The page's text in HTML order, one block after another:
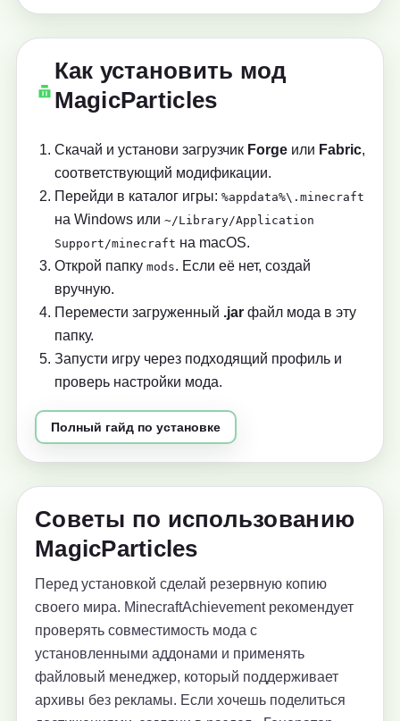
Как установить мод
MagicParticles
Скачай и установи загрузчик Forge или Fabric,
соответствующий модификации.
Перейди в каталог игры: %appdata%\.minecraft
на Windows или ~/Library/Application
Support/minecraft на macOS.
Открой папку mods. Если её нет, создай
вручную.
Перемести загруженный .jar файл мода в эту
папку.
Запусти игру через подходящий профиль и
проверь настройки мода.
Полный гайд по установке
Советы по использованию
MagicParticles
Перед установкой сделай резервную копию
своего мира. MinecraftAchievement рекомендует
проверять совместимость мода с
установленными аддонами и применять
файловый менеджер, который поддерживает
архивы без рекламы. Если хочешь поделиться